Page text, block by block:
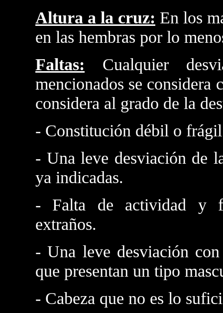
Altura a la cruz: En los
en las hembras por lo
Faltas:
Cualquier
mencionados se considera
considera al grado de la
- Constitución débil o
- Una leve desviación de
ya indicadas.
- Falta de actividad y
extraños.
- Una leve desviación
que presentan un tipo
- Cabeza que no es lo